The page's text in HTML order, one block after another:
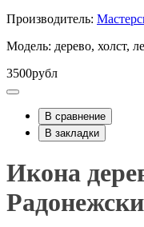
Производитель:
Модель: дерево, холст,
3500рубл
В сравнение
В закладки
Икона